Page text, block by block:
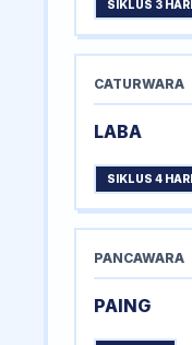
SIKLUS 3 HARI
CATURWARA
LABA
SIKLUS 4 HARI
PANCAWARA
PAING